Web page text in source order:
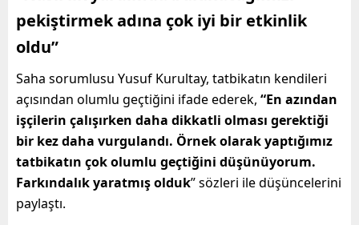
pekiştirmek adına çok iyi bir etkinlik
oldu”
Saha sorumlusu Yusuf Kurultay, tatbikatın kendileri
açısından olumlu geçtiğini ifade ederek, “En azından
işçilerin çalışırken daha dikkatli olması gerektiği
bir kez daha vurgulandı. Örnek olarak yaptığımız
tatbikatın çok olumlu geçtiğini düşünüyorum.
Farkındalık yaratmış olduk” sözleri ile düşüncelerini
paylaştı.